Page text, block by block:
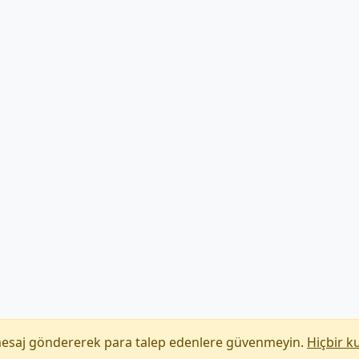
göndererek para talep edenlere güvenmeyin. Hiçbir